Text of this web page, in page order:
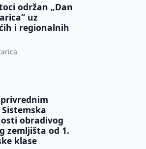
održan „Dan
uz
i regionalnih
obradivog
zemljišta od 1.
klase